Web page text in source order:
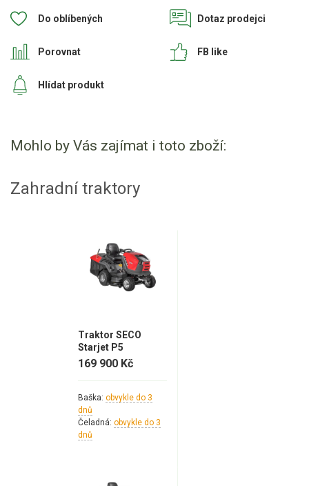
Sněhové frézy
Vertikutátory
Kultivátory
Vysavače a foukače
Elektrocentrály
Elektrické skútry
Elektrické tříkolky
Elektrické tříkolky pracovní
Elektrické čtyřkolky
Náhradní díly
Náhradní díly pro motorové pily
Do oblíbených
Porovnat
Dotaz prodejci
Hlídat produkt
FB like
Mohlo by Vás zajímat i toto zboží:
Zahradní traktory
Traktor SECO
Starjet P5
169 900 Kč
Baška: obvykle do 3
dnů
Čeladná: obvykle do 3
dnů